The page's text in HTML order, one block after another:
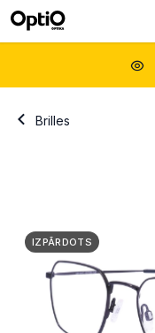
Brilles
IZPĀRDOTS